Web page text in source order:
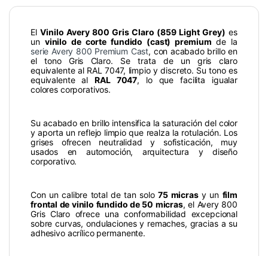
ElVinilo Avery 800 Gris Claro (859 Light Grey) es
un vinilo de corte fundido (cast) premium de la
serie Avery 800 Premium Cast, con acabado brillo en
el tono Gris Claro. Se trata de un gris claro
equivalente al RAL 7047, limpio y discreto. Su tono es
equivalente alRAL 7047, lo que facilita igualar
colores corporativos.
Su acabado en brillo intensifica la saturación del color
y aporta un reflejo limpio que realza la rotulación. Los
grises ofrecen neutralidad y sofisticación, muy
usados en automoción, arquitectura y diseño
corporativo.
Con un calibre total de tan solo75 micrasy un film
frontal de vinilo fundido de 50 micras, el Avery 800
Gris Claro ofrece una conformabilidad excepcional
sobre curvas, ondulaciones y remaches, gracias a su
adhesivo acrílico permanente.